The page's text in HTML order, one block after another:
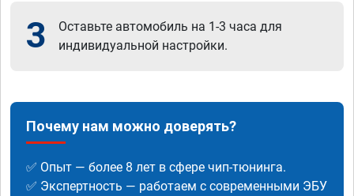
3
Оставьте автомобиль на 1-3 часа для
индивидуальной настройки.
Почему нам можно доверять?
✅ Опыт — более 8 лет в сфере чип-тюнинга.
✅ Экспертность — работаем с современными ЭБУ